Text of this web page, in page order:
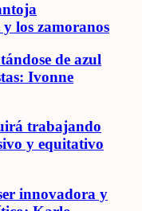
los zamoranos
de azul
Ivonne
trabajando
y equitativo
innovadora y